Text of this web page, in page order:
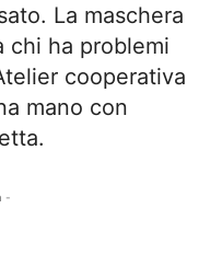
La maschera
chi ha problemi
cooperativa
mano con
-